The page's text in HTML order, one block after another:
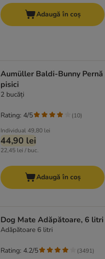
Adaugă în coș
Aumüller Baldi-Bunny Pernă
pisici
2 bucăți
Individual49,80 lei
44,90 lei
22,45 lei / buc.
Rating: 4/5 (10)
Adaugă în coș
Dog Mate Adăpătoare, 6 litri
Adăpătoare 6 litri
Rating: 4.2/5 (3491)